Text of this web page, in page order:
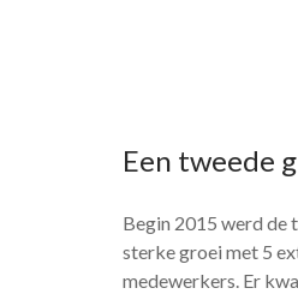
Een tweede
Begin 2015 werd de
sterke groei met 5
medewerkers. Er